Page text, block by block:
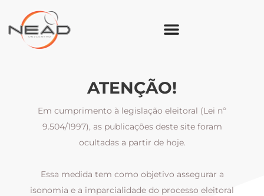
ATENÇÃO!
Em cumprimento à legislação eleitoral (Lei nº
9.504/1997), as publicações deste site foram
ocultadas a partir de hoje.
Essa medida tem como objetivo assegurar a
isonomia e a imparcialidade do processo eleitoral